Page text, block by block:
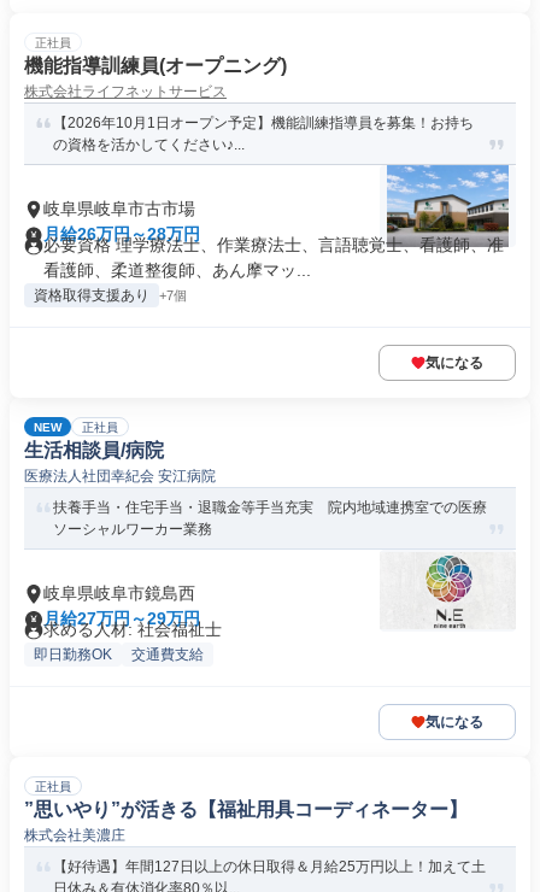
正社員
機能指導訓練員(オープニング)
株式会社ライフネットサービス
【2026年10月1日オープン予定】機能訓練指導員を募集！お持ち
の資格を活かしてください♪...
岐阜県岐阜市古市場
月給26万円～28万円
必要資格 理学療法士、作業療法士、言語聴覚士、看護師、准
看護師、柔道整復師、あん摩マッ...
資格取得支援あり +7個
気になる
NEW 正社員
生活相談員/病院
医療法人社団幸紀会 安江病院
扶養手当・住宅手当・退職金等手当充実 院内地域連携室での医療
ソーシャルワーカー業務
岐阜県岐阜市鏡島西
月給27万円～29万円
求める人材: 社会福祉士
即日勤務OK 交通費支給
気になる
正社員
”思いやり”が活きる【福祉用具コーディネーター】
株式会社美濃庄
【好待遇】年間127日以上の休日取得＆月給25万円以上！加えて土
日休み＆有休消化率80％以...